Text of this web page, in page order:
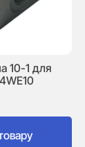
10-1 для